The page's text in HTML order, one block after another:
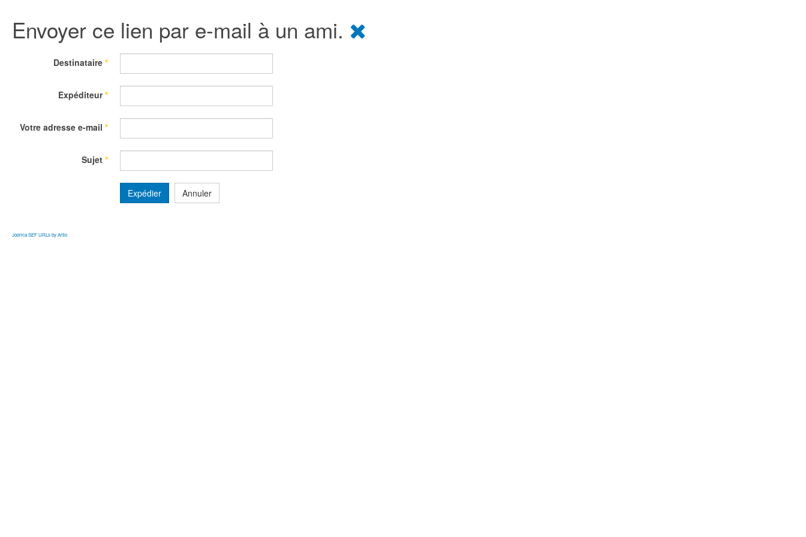
Envoyer ce lien par e-mail à un ami.
Destinataire *
Expéditeur*
Votre adresse e-mail *
Sujet *
Expédier Annuler
Joomla SEF URLs by Artio